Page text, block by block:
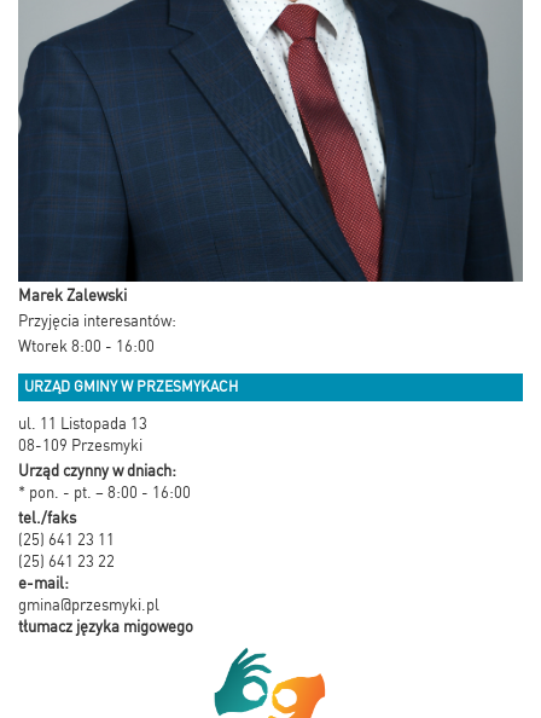
Marek Zalewski
Przyjęcia interesantów:
Wtorek 8:00 - 16:00
URZĄD GMINY W PRZESMYKACH
ul. 11 Listopada 13
08-109 Przesmyki
Urząd czynny w dniach:
* pon. - pt. – 8:00 - 16:00
tel./faks
(25) 641 23 11
(25) 641 23 22
e-mail:
gmina@przesmyki.pl
tłumacz języka migowego